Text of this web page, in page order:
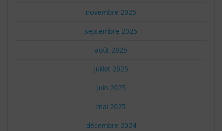
novembre 2025
septembre 2025
août 2025
juillet 2025
juin 2025
mai 2025
décembre 2024